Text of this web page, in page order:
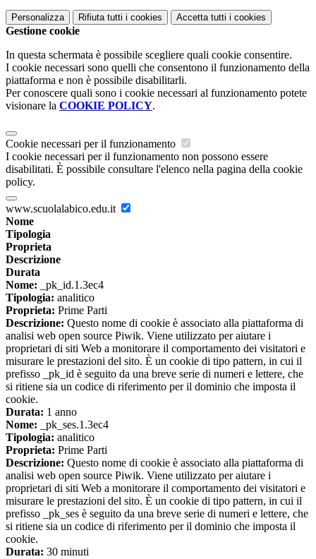
Personalizza Rifiuta tutti i cookies Accetta tutti i cookies
Gestione cookie
In questa schermata è possibile scegliere quali cookie consentire.
I cookie necessari sono quelli che consentono il funzionamento della
piattaforma e non è possibile disabilitarli.
Per conoscere quali sono i cookie necessari al funzionamento potete
visionare la COOKIE POLICY.
Cookie necessari per il funzionamento
I cookie necessari per il funzionamento non possono essere
disabilitati. È possibile consultare l'elenco nella pagina della cookie
policy.
www.scuolalabico.edu.it
Nome
Tipologia
Proprieta
Descrizione
Durata
Nome: _pk_id.1.3ec4
Tipologia: analitico
Proprieta: Prime Parti
Descrizione: Questo nome di cookie è associato alla piattaforma di
analisi web open source Piwik. Viene utilizzato per aiutare i
proprietari di siti Web a monitorare il comportamento dei visitatori e
misurare le prestazioni del sito. È un cookie di tipo pattern, in cui il
prefisso _pk_id è seguito da una breve serie di numeri e lettere, che
si ritiene sia un codice di riferimento per il dominio che imposta il
cookie.
Durata: 1 anno
Nome: _pk_ses.1.3ec4
Tipologia: analitico
Proprieta: Prime Parti
Descrizione: Questo nome di cookie è associato alla piattaforma di
analisi web open source Piwik. Viene utilizzato per aiutare i
proprietari di siti Web a monitorare il comportamento dei visitatori e
misurare le prestazioni del sito. È un cookie di tipo pattern, in cui il
prefisso _pk_ses è seguito da una breve serie di numeri e lettere, che
si ritiene sia un codice di riferimento per il dominio che imposta il
cookie.
Durata: 30 minuti